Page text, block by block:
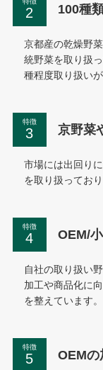
100種
京都産の乾燥野
統野菜を取り扱
種程度取り扱いが
特徴
京野菜
市場には出回り
を取り扱ってお
特徴
OEM/
自社の取り扱い
加工や商品化に
を整えています。
特徴
OEMの